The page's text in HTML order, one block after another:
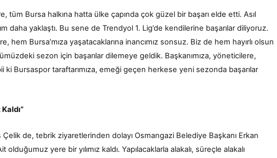
tüm Bursa halkına hatta ülke çapında çok güzel bir başarı elde etti. Asıl
daha yaklaştı. Bu sene de Trendyol 1. Lig’de kendilerine başarılar diliyoruz.
hem Bursa’mıza yaşatacaklarına inancımız sonsuz. Biz de hem hayırlı olsun
sezon için başarılar dilemeye geldik. Başkanımıza, yöneticilere,
Bursaspor taraftarımıza, emeği geçen herkese yeni sezonda başarılar
de, tebrik ziyaretlerinden dolayı Osmangazi Belediye Başkanı Erkan
olduğumuz yere bir yılımız kaldı. Yapılacaklarla alakalı, süreçle alakalı